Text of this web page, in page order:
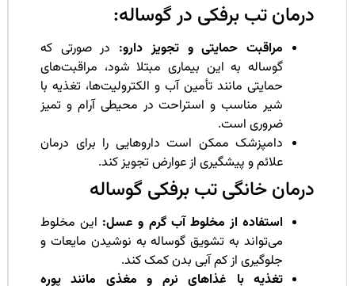
تب برفکی در گوساله:
مراقبت حمایتی و تجویز دارو:در صورتی که
گوساله به این بیماری مبتلا شود، مراقبت‌های
حمایتی مانند تأمین آب و الکترولیت‌ها، تغذیه با
شیر مناسب و استراحت در محیطی آرام و تمیز
ضروری است.
دامپزشک ممکن است داروهایی را برای درمان
علائم و پیشگیری از عوارض تجویز کند.
خانگی تب برفکی گوساله
استفاده از مخلوط آب گرم و عسل: این مخلوط
می‌تواند به تشویق گوساله به نوشیدن مایعات و
جلوگیری از کم آبی بدن کمک کند.
تغذیه با غذاهای نرم و مغذی مانند پوره